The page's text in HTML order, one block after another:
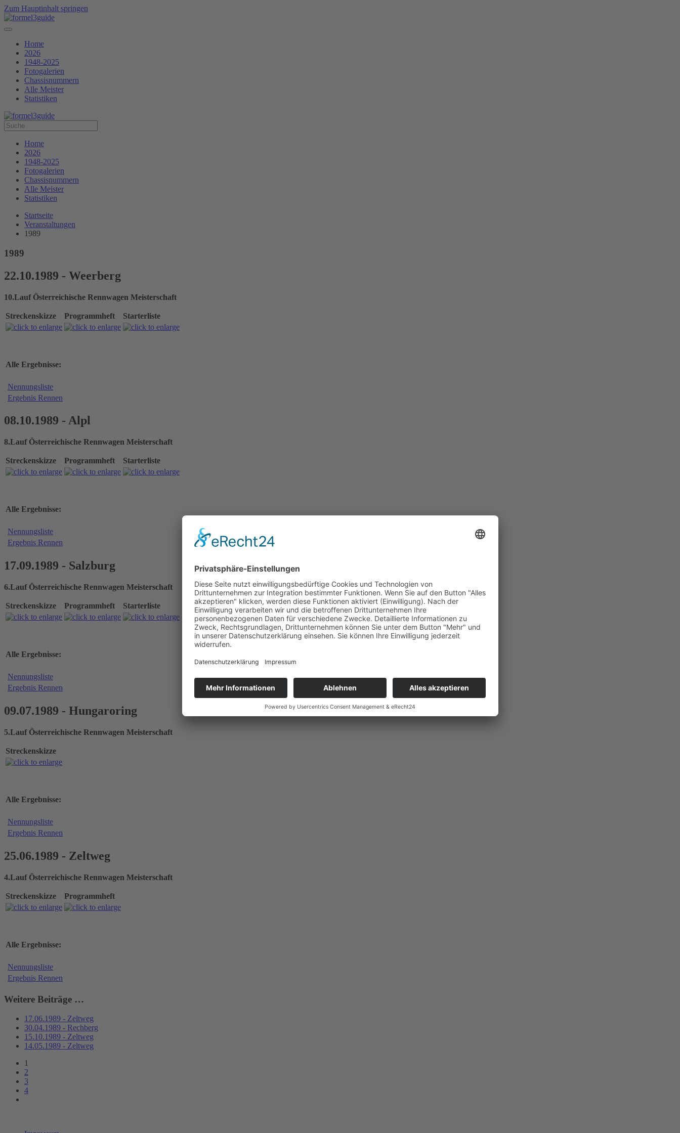
Zum Hauptinhalt springen
Home
2026
1948-2025
Fotogalerien
Chassisnummern
Alle Meister
Statistiken
Home
2026
1948-2025
Fotogalerien
Chassisnummern
Alle Meister
Statistiken
Startseite
Veranstaltungen
1989
1989
22.10.1989 - Weerberg
10.Lauf Österreichische Rennwagen Meisterschaft
Streckenskizze Programmheft Starterliste
Alle Ergebnisse:
Nennungsliste
Ergebnis Rennen
08.10.1989 - Alpl
8.Lauf Österreichische Rennwagen Meisterschaft
Streckenskizze Programmheft Starterliste
Alle Ergebnisse:
Nennungsliste
Ergebnis Rennen
17.09.1989 - Salzburg
6.Lauf Österreichische Rennwagen Meisterschaft
Streckenskizze Programmheft Starterliste
Alle Ergebnisse:
Nennungsliste
Ergebnis Rennen
09.07.1989 - Hungaroring
5.Lauf Österreichische Rennwagen Meisterschaft
Streckenskizze
Alle Ergebnisse:
Nennungsliste
Ergebnis Rennen
25.06.1989 - Zeltweg
4.Lauf Österreichische Rennwagen Meisterschaft
Streckenskizze Programmheft
Alle Ergebnisse:
Nennungsliste
Ergebnis Rennen
Weitere Beiträge …
17.06.1989 - Zeltweg
30.04.1989 - Rechberg
15.10.1989 - Zeltweg
14.05.1989 - Zeltweg
1
2
3
4